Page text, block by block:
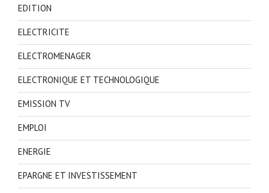
EDITION
ELECTRICITE
ELECTROMENAGER
ELECTRONIQUE ET TECHNOLOGIQUE
EMISSION TV
EMPLOI
ENERGIE
EPARGNE ET INVESTISSEMENT